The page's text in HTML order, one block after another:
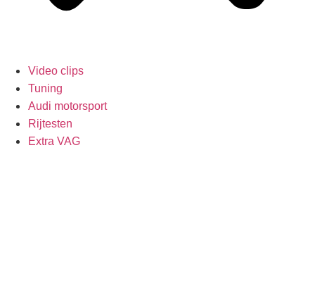
Video clips
Tuning
Audi motorsport
Rijtesten
Extra VAG